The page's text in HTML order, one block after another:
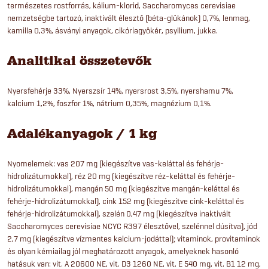
természetes rostforrás, kálium-klorid, Saccharomyces cerevisiae
nemzetségbe tartozó, inaktivált élesztő (béta-glükánok) 0,7%, lenmag,
kamilla 0,3%, ásványi anyagok, cikóriagyökér, psyllium, jukka.
Analitikai összetevők
Nyersfehérje 33%, Nyerszsír 14%, nyersrost 3,5%, nyershamu 7%,
kalcium 1,2%, foszfor 1%, nátrium 0,35%, magnézium 0,1%.
Adalékanyagok / 1 kg
Nyomelemek: vas 207 mg (kiegészítve vas-keláttal és fehérje-
hidrolizátumokkal), réz 20 mg (kiegészítve réz-keláttal és fehérje-
hidrolizátumokkal), mangán 50 mg (kiegészítve mangán-keláttal és
fehérje-hidrolizátumokkal), cink 152 mg (kiegészítve cink-keláttal és
fehérje-hidrolizátumokkal), szelén 0,47 mg (kiegészítve inaktivált
Saccharomyces cerevisiae NCYC R397 élesztővel, szelénnel dúsítva), jód
2,7 mg (kiegészítve vízmentes kalcium-jodáttal); vitaminok, provitaminok
és olyan kémiailag jól meghatározott anyagok, amelyeknek hasonló
hatásuk van: vit. A 20600 NE, vit. D3 1260 NE, vit. E 540 mg, vit. B1 12 mg,